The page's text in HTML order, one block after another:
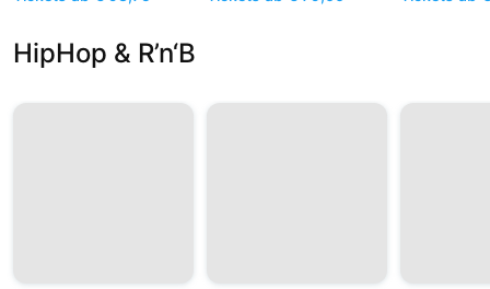
HipHop & R’n‘B